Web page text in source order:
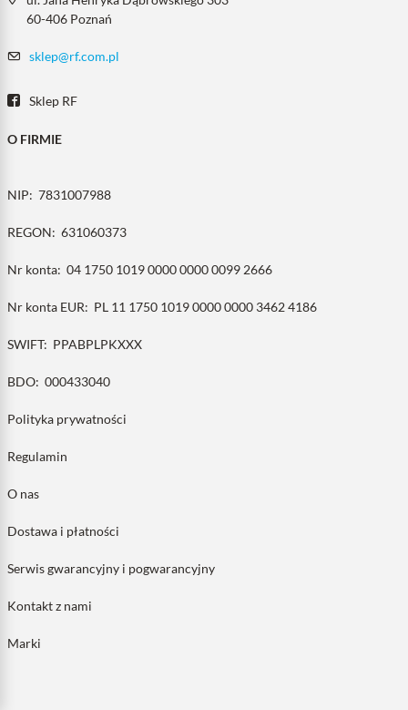
60-406 Poznań
sklep@rf.com.pl
Sklep RF
O FIRMIE
NIP: 7831007988
REGON: 631060373
Nr konta: 04 1750 1019 0000 0000 0099 2666
Nr konta EUR: PL 11 1750 1019 0000 0000 3462 4186
SWIFT: PPABPLPKXXX
BDO: 000433040
Polityka prywatności
Regulamin
O nas
Dostawa i płatności
Serwis gwarancyjny i pogwarancyjny
Kontakt z nami
Marki